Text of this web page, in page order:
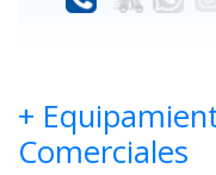
+
Comerciales